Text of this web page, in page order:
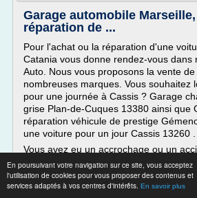
En poursuivant votre navigation sur ce site, vous acceptez
l'utilisation de cookies pour vous proposer des contenus et
services adaptés à vos centres d'intérêts. En savoir plus
Garage automobile
réparation de ...
Pour l'achat ou la réparation d'une
Catania vous donne rendez-vous dans
Auto. Nous vous proposons la vente
nombreuses marques. Vous souhaitez
pour une journée à Cassis ? Garage
grise Plan-de-Cuques 13380 ainsi que
réparation véhicule de prestige
une voiture pour un jour Cassis 13260 .
Vous avez eu un accrochage ou un
un garage automobile ? Rendez-vous
Lire la suite